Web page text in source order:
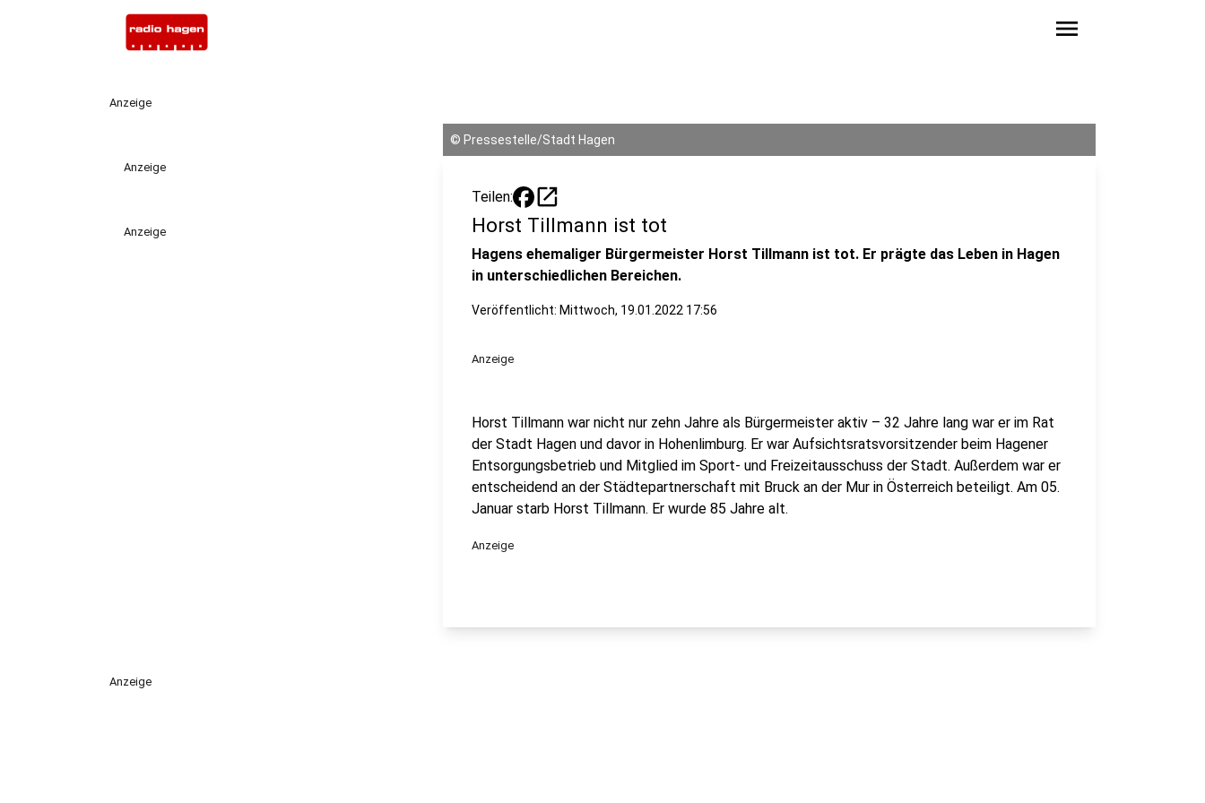
menu
Anzeige
Anzeige
Anzeige
© Pressestelle/Stadt Hagen
Teilen: open_in_new
Horst Tillmann ist tot
Hagens ehemaliger Bürgermeister Horst Tillmann ist tot. Er prägte das Leben in Hagen
in unterschiedlichen Bereichen.
Veröffentlicht: Mittwoch, 19.01.2022 17:56
Anzeige
Horst Tillmann war nicht nur zehn Jahre als Bürgermeister aktiv – 32 Jahre lang war er im Rat
der Stadt Hagen und davor in Hohenlimburg. Er war Aufsichtsratsvorsitzender beim Hagener
Entsorgungsbetrieb und Mitglied im Sport- und Freizeitausschuss der Stadt. Außerdem war er
entscheidend an der Städtepartnerschaft mit Bruck an der Mur in Österreich beteiligt. Am 05.
Januar starb Horst Tillmann. Er wurde 85 Jahre alt.
Anzeige
Anzeige